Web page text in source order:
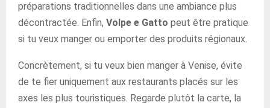
préparations traditionnelles dans une ambiance plus
décontractée. Enfin, Volpe e Gatto peut être pratique
si tu veux manger ou emporter des produits régionaux.
Concrètement, si tu veux bien manger à Venise, évite
de te fier uniquement aux restaurants placés sur les
axes les plus touristiques. Regarde plutôt la carte, la